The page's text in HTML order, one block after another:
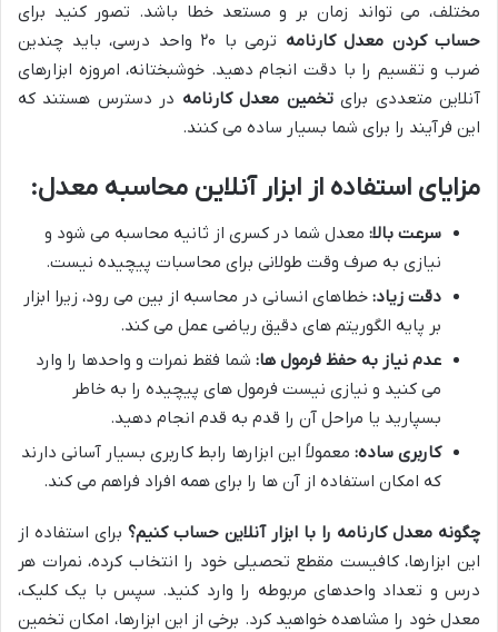
مختلف، می تواند زمان بر و مستعد خطا باشد. تصور کنید برای
حساب کردن معدل کارنامه
ترمی با ۲۰ واحد درسی، باید چندین
ضرب و تقسیم را با دقت انجام دهید. خوشبختانه، امروزه ابزارهای
آنلاین متعددی برایتخمین معدل کارنامه در دسترس هستند که
این فرآیند را برای شما بسیار ساده می کنند.
مزایای استفاده از ابزار آنلاین محاسبه معدل:
سرعت بالا: معدل شما در کسری از ثانیه محاسبه می شود و
نیازی به صرف وقت طولانی برای محاسبات پیچیده نیست.
دقت زیاد: خطاهای انسانی در محاسبه از بین می رود، زیرا ابزار
بر پایه الگوریتم های دقیق ریاضی عمل می کند.
عدم نیاز به حفظ فرمول ها: شما فقط نمرات و واحدها را وارد
می کنید و نیازی نیست فرمول های پیچیده را به خاطر
بسپارید یا مراحل آن را قدم به قدم انجام دهید.
کاربری ساده: معمولاً این ابزارها رابط کاربری بسیار آسانی دارند
که امکان استفاده از آن ها را برای همه افراد فراهم می کند.
چگونه معدل کارنامه را با ابزار آنلاین حساب کنیم؟ برای استفاده از
این ابزارها، کافیست مقطع تحصیلی خود را انتخاب کرده، نمرات هر
درس و تعداد واحدهای مربوطه را وارد کنید. سپس با یک کلیک،
معدل خود را مشاهده خواهید کرد. برخی از این ابزارها، امکان تخمین